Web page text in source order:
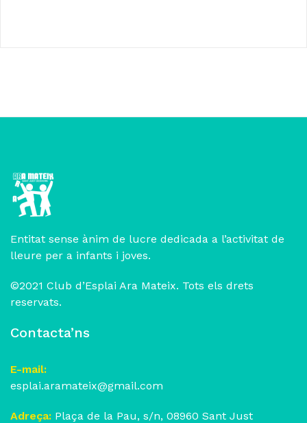
Entitat sense ànim de lucre dedicada a l’activitat de
lleure per a infants i joves.
©2021 Club d’Esplai Ara Mateix. Tots els drets
reservats.
Contacta’ns
E-mail:
esplai.aramateix@gmail.com
Adreça: Plaça de la Pau, s/n, 08960 Sant Just